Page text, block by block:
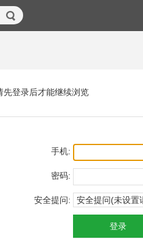
先登录后才能继续浏览
手机:
密码:
安全提问:
登录